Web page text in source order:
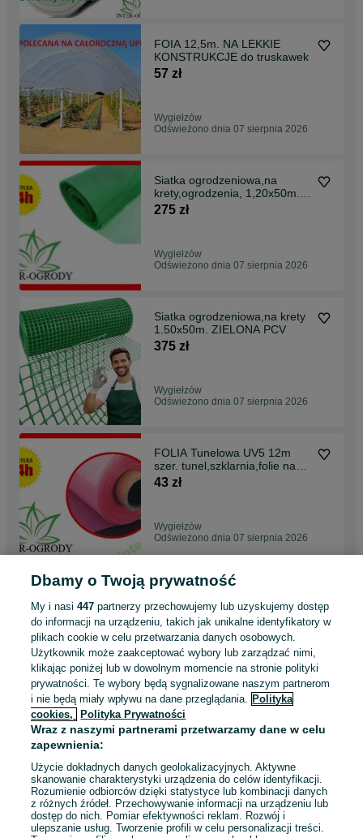
FOIA 12,5m. NA LEKKIE
KONSTRUKCJE do truskawek
57 zł
Wygiełzów
Odświeżono dnia 07 sierpnia 2026
Siatka ogrodzeniowa,na
krety,ogrodzenia, 1,20x50m.
PCV
275 zł
Wygiełzów
Odświeżono dnia 07 sierpnia 2026
Siatka ogrodzeniowa,na krety
1.50x50m. ZIELONA PCV
375 zł
Wygiełzów
Odświeżono dnia 07 sierpnia 2026
FOLIA Tunelowa UV5 12m
szer. tunel,szklarnia,folie na
metry - Marma
43 zł
Wygiełzów
Odświeżono dnia 07 sierpnia 2026
Gotowa Folia na stelaż tunelu
ogrodniczego 2x3m. ZIELONA
275 zł
Wygiełzów
Odświeżono dnia 07 sierpnia 2026
Agrotkanina czarna
40cmx100m UV 90g na
wymiary
Wygiełzów
Odświeżono dnia 07 sierpnia 2026
Dbamy o Twoją prywatność
My i nasi447 partnerzy przechowujemy lub uzyskujemy dostęp
do informacji na urządzeniu, takich jak unikalne identyfikatory w
plikach cookie w celu przetwarzania danych osobowych.
Użytkownik może zaakceptować wybory lub zarządzać nimi,
klikając poniżej lub w dowolnym momencie na stronie polityki
prywatności. Te wybory będą sygnalizowane naszym partnerom
i nie będą miały wpływu na dane przeglądania. Polityka
cookies,
Polityka Prywatności
Wraz z naszymi partnerami przetwarzamy dane w celu
zapewnienia:
Użycie dokładnych danych geolokalizacyjnych. Aktywne
skanowanie charakterystyki urządzenia do celów identyfikacji.
Rozumienie odbiorców dzięki statystyce lub kombinacji danych
z różnych źródeł. Przechowywanie informacji na urządzeniu lub
dostęp do nich. Pomiar efektywności reklam. Rozwój i
ulepszanie usług. Tworzenie profili w celu personalizacji treści.